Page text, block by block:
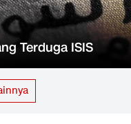
Terduga ISIS